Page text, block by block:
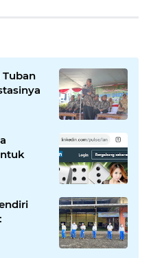
Tuban